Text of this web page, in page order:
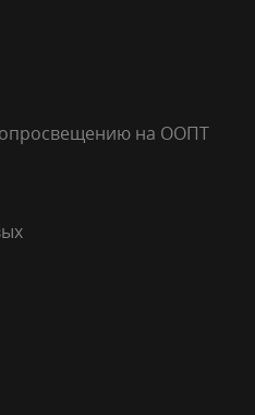
на ООПТ